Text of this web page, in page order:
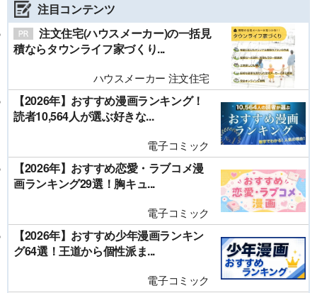
注目コンテンツ
注文住宅(ハウスメーカー)の一括見
積ならタウンライフ家づくり...
ハウスメーカー 注文住宅
【2026年】おすすめ漫画ランキング！
読者10,564人が選ぶ好きな...
電子コミック
【2026年】おすすめ恋愛・ラブコメ漫
画ランキング29選！胸キュ...
電子コミック
【2026年】おすすめ少年漫画ランキン
グ64選！王道から個性派ま...
電子コミック